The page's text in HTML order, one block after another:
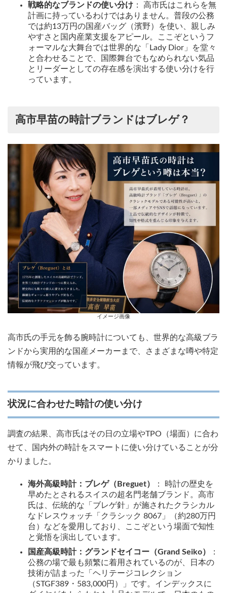
戦略的なブランドの使い分け ： 高市氏はこれらを無
計画に持っているわけではありません。普段の公務
では約13万円の国産バッグ（濱野）を使い、親しみ
やすさと国内産業支援をアピール。ここぞというフ
ォーマルな大舞台では世界的な「Lady Dior」を堂々
と合わせることで、国際舞台でもなめられない気品
とリーダーとしての存在感を演出する使い分けを行
っています。
高市早苗の時計ブランドはブレゲ？
イメージ画像
高市氏の手元を飾る腕時計についても、世界的な高級ブラ
ンドから実用的な国産メーカーまで、さまざまな噂や特定
情報が飛び交っています。
状況に合わせた時計の使い分け
調査の結果、高市氏はその日の立場やTPO（場面）に合わ
せて、国内外の時計をスマートに使い分けていることが分
かりました。
海外高級時計：ブレゲ（Breguet）
： 時計の歴史を
早めたとされるスイスの超名門老舗ブランド。高市
氏は、伝統的な「ブレゲ針」が施されたクラシカル
なドレスウォッチ「クラシック 8067」（約280万円
台）などを愛用しており、ここぞという場面で知性
と覚悟を演出しています。
国産高級時計：グランドセイコー（Grand Seiko）
：
公務の場で最も頻繁に着用されているのが、日本の
技術が詰まった「ヘリテージコレクション
（STGF389・583,000円）」です。インデックスに